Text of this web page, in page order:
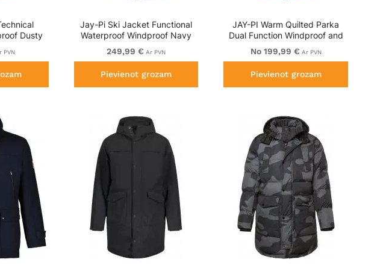
Dusty
PVN
Jay-Pi Ski Jacket Functional
Waterproof Windproof Navy
249,99 € Ar PVN
Pievienot grozam
JAY-PI Warm Quilted Parka
Dual Function Windproof and
Water Repellent Red
No 199,99 € Ar PVN
Pievienot grozam